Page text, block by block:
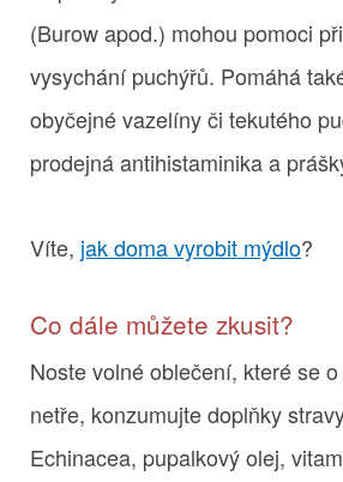
(Burow apod.) mohou pomoci
vysychání puchýřů. Pomáhá
obyčejné vazelíny či tekutého
prodejná antihistaminika a
Víte, jak doma vyrobit mýdlo?
Co dále můžete zkusit?
Noste volné oblečení, které se
netře, konzumujte doplňky
Echinacea, pupalkový olej,